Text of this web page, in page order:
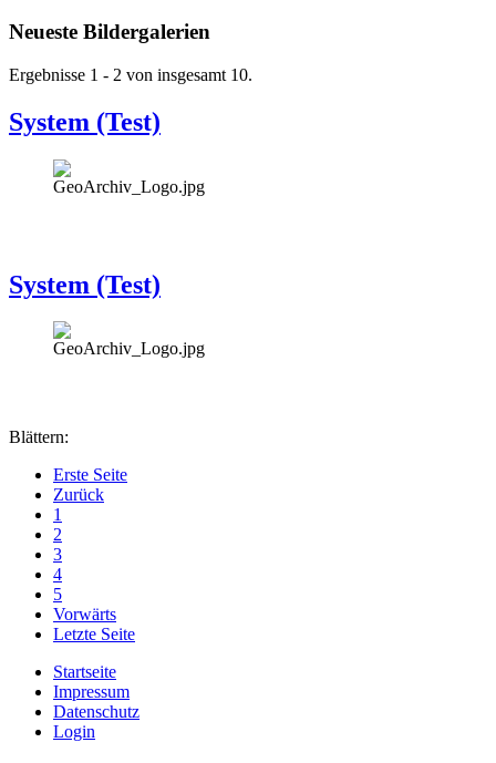
Neueste Bildergalerien
Ergebnisse 1 - 2 von insgesamt 10.
System (Test)
System (Test)
Blättern:
Erste Seite
Zurück
1
2
3
4
5
Vorwärts
Letzte Seite
Startseite
Impressum
Datenschutz
Login